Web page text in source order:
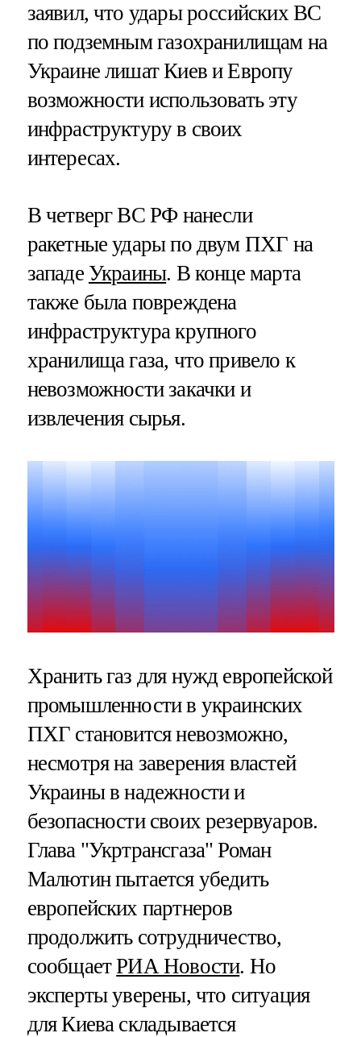
заявил, что удары российских ВС
по подземным газохранилищам на
Украине лишат Киев и Европу
возможности использовать эту
инфраструктуру в своих
интересах.
В четверг ВС РФ нанесли
ракетные удары по двум ПХГ на
западе Украины. В конце марта
также была повреждена
инфраструктура крупного
хранилища газа, что привело к
невозможности закачки и
извлечения сырья.
Хранить газ для нужд европейской
промышленности в украинских
ПХГ становится невозможно,
несмотря на заверения властей
Украины в надежности и
безопасности своих резервуаров.
Глава "Укртрансгаза" Роман
Малютин пытается убедить
европейских партнеров
продолжить сотрудничество,
сообщаетРИА Новости. Но
эксперты уверены, что ситуация
для Киева складывается